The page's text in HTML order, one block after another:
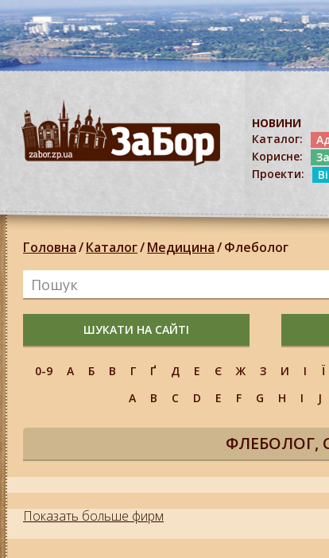
НОВИНИ
Каталог:
Корисне:
Проекти:
Головна/Каталог/Медицина/Флеболог
ШУКАТИ НА САЙТІ
0-9 А Б В Г Ґ Д Е Є Ж З И І Ї
A
B C D E F G H I J
ФЛЕБОЛОГ,
Показать больше фирм